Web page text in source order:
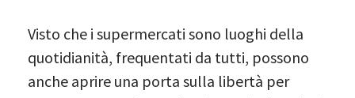
Visto che i supermercati sono luoghi della
quotidianità, frequentati da tutti, possono
anche aprire una porta sulla libertà per